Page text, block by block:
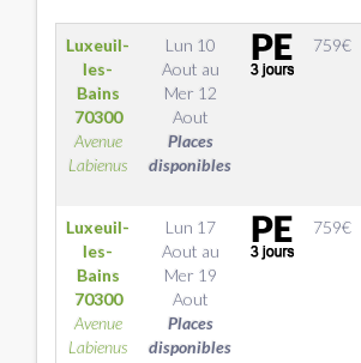
Luxeuil-
les-
Bains
70300
Avenue
Labienus
Lun 10
Aout au
Mer 12
Aout
Places
disponibles
759€
Luxeuil-
les-
Bains
70300
Avenue
Labienus
Lun 17
Aout au
Mer 19
Aout
Places
disponibles
759€